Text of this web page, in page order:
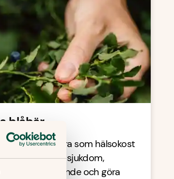
blåbär
mycket populära som hälsokost
mot hjärtsjukdom,
hjärnans åldrande och göra